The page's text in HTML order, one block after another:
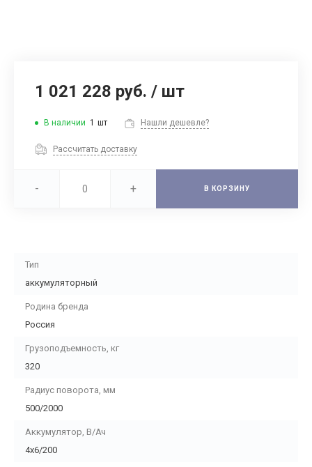
1 021 228 руб. / шт
В наличии 1 шт Нашли дешевле?
Рассчитать доставку
- + В КОРЗИНУ
Тип
аккумуляторный
Родина бренда
Россия
Грузоподъемность, кг
320
Радиус поворота, мм
500/2000
Аккумулятор, В/Ач
4х6/200